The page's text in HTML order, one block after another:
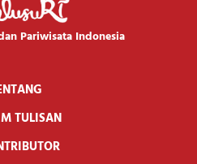
Pariwisata Indonesia
TULISAN